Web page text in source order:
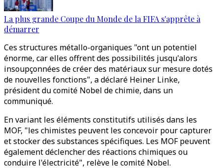
La plus grande Coupe du Monde de la FIFA s'apprête à
démarrer
Ces structures métallo-organiques "ont un potentiel
énorme, car elles offrent des possibilités jusqu'alors
insoupçonnées de créer des matériaux sur mesure dotés
de nouvelles fonctions", a déclaré Heiner Linke,
président du comité Nobel de chimie, dans un
communiqué.
En variant les éléments constitutifs utilisés dans les
MOF, "les chimistes peuvent les concevoir pour capturer
et stocker des substances spécifiques. Les MOF peuvent
également déclencher des réactions chimiques ou
conduire l'électricité", relève le comité Nobel.